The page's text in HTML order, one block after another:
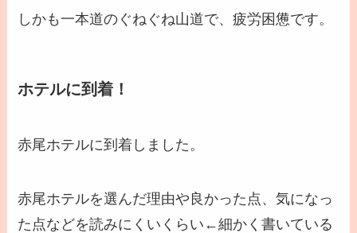
しかも一本道のぐねぐね山道で、疲労困憊です。
ホテルに到着！
赤尾ホテルに到着しました。
赤尾ホテルを選んだ理由や良かった点、気になっ
た点などを読みにくいくらい←細かく書いている